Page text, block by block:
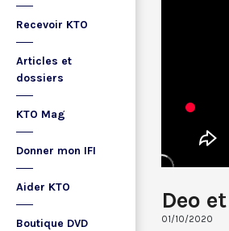
Recevoir KTO
Articles et
dossiers
KTO Mag
Donner mon IFI
Aider KTO
Boutique DVD
Deo
01/10/2020